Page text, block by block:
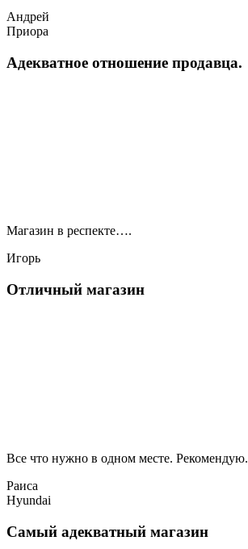
Андрей
Приора
Адекватное отношение продавца.
Магазин в респекте….
Игорь
Отличный магазин
Все что нужно в одном месте. Рекомендую.
Раиса
Hyundai
Самый адекватный магазин